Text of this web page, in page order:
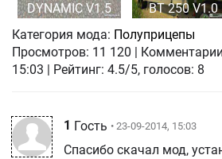
DYNAMIC V1.5
BT 250 V1.0
Категория мода: Полуприцепы
Просмотров: 11 120
15:03
| Рейтинг: 4.5/5, голосов: 8
1 Гость • 23-09-2014, 15:03
Спасибо скачал мод,